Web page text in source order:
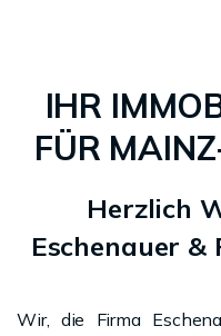
IHR
FÜR
Herzlich
Eschenauer
Wir, die Firma